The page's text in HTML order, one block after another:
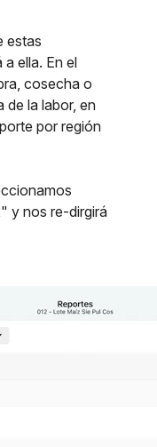
estas
ella. En el
cosecha o
de la labor, en
por región
y nos re-dirgirá